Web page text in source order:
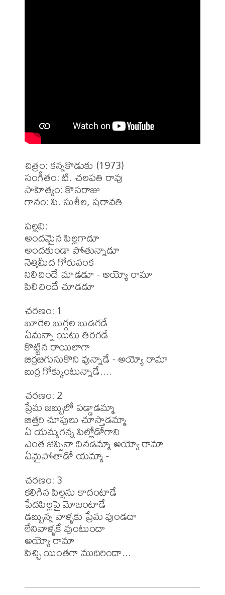
చిత్రం: కన్నకొడుకు (1973)
సంగీతం: టి. చలపతి రావు
సాహిత్యం: కొసరాజు
గానం: పి. సుశీల, షరావతి
పల్లవి:
అందమైన పిల్లగాడూ
అందకుండా పోతున్నాడూ
నెత్తిమీద గోరువంక
నిలిచిందే చూడడూ - అయ్యో రామా
పిలిచిందే చూడడూ
చరణం: 1
బూరెల బుగ్గల బుడగడే
ఏమన్నా యిటు తిరగడే
కొట్టిన రాయిలాగా
బిర్రబిగుసుకొని వున్నాడే - అయ్యో రామా
బుర్ర గోక్కుంటున్నాడే....
చరణం: 2
ప్రేమ జబ్బులో పడ్డాడమ్మా
బిత్తరి చూపులు చూస్తాడమ్మా
ఏ యమ్మగన్న పిల్లోడోగాని
ఎంత జెప్పినా వినడమ్మా అయ్యో రామా
ఏమైపోతాడో యమ్మా -
చరణం: 3
కలిగిన పిల్లను కాదంటాడే
పేదపిల్లపై మోజంటాడే
డబ్బున్న వాళ్ళకు ప్రేమ వుండదా
లేనివాళ్ళకే వుంటుందా
అయ్యో రామా
పిచ్చి యింతగా ముదిరిందా...